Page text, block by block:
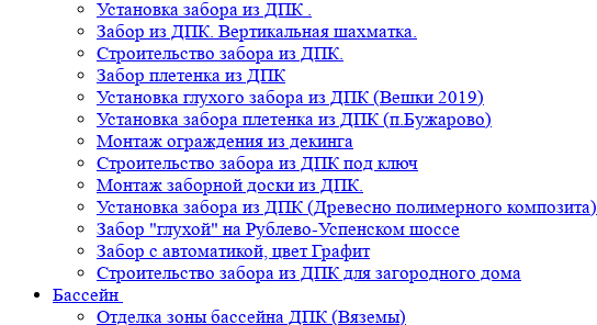
Установка забора из ДПК .
Забор из ДПК. Вертикальная шахматка.
Строительство забора из ДПК.
Забор плетенка из ДПК
Установка глухого забора из ДПК (Вешки 2019)
Установка забора плетенка из ДПК (п.Бужарово)
Монтаж ограждения из декинга
Строительство забора из ДПК под ключ
Монтаж заборной доски из ДПК.
Установка забора из ДПК (Древесно полимерного композита)
Забор "глухой" на Рублево-Успенском шоссе
Забор с автоматикой, цвет Графит
Строительство забора из ДПК для загородного дома
Бассейн
Отделка зоны бассейна ДПК (Вяземы)